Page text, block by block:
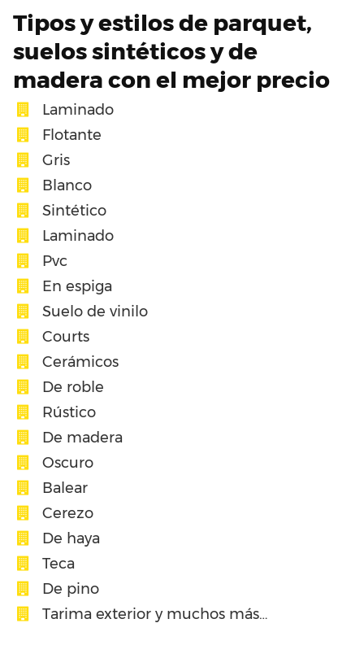
Tipos y estilos de parquet,
suelos sintéticos y de
madera con el mejor precio
Laminado
Flotante
Gris
Blanco
Sintético
Laminado
Pvc
En espiga
Suelo de vinilo
Courts
Cerámicos
De roble
Rústico
De madera
Oscuro
Balear
Cerezo
De haya
Teca
De pino
Tarima exterior y muchos más…